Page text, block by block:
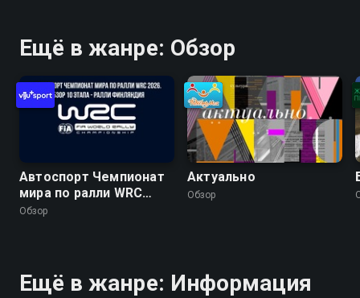
Ещё в жанре: Обзор
Автоспорт Чемпионат
мира по ралли WRC
2026. Обзор 10 этапа -
Обзор
Актуально
Обзор
Ещё в жанре: Информация